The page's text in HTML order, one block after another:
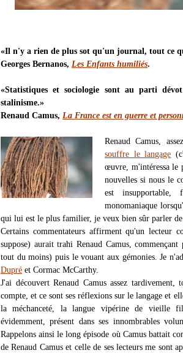
«Il n'y a rien de plus sot qu'un journal, tout ce
Georges Bernanos, Les Enfants humiliés.
«Statistiques et sociologie sont au parti
stalinisme.»
Renaud Camus, La France est en guerre et
Renaud Camus,
souffre le langage
œuvre, m'intéressa le
nouvelles si nous le
est
monomaniaque
qui lui est le plus familier, je veux bien sûr parler de
Certains commentateurs affirment qu'un
suppose) aurait trahi Renaud Camus,
tout du moins) puis le vouant aux gémonies. Je
Dupré et Cormac McCarthy.
J'ai découvert Renaud Camus assez
compte, et ce sont ses réflexions sur le langage et
la méchanceté, la langue vipérine de vieille
évidemment, présent dans ses innombrables
Rappelons ainsi le long épisode où Camus battait
de Renaud Camus et celle de ses lecteurs me sont